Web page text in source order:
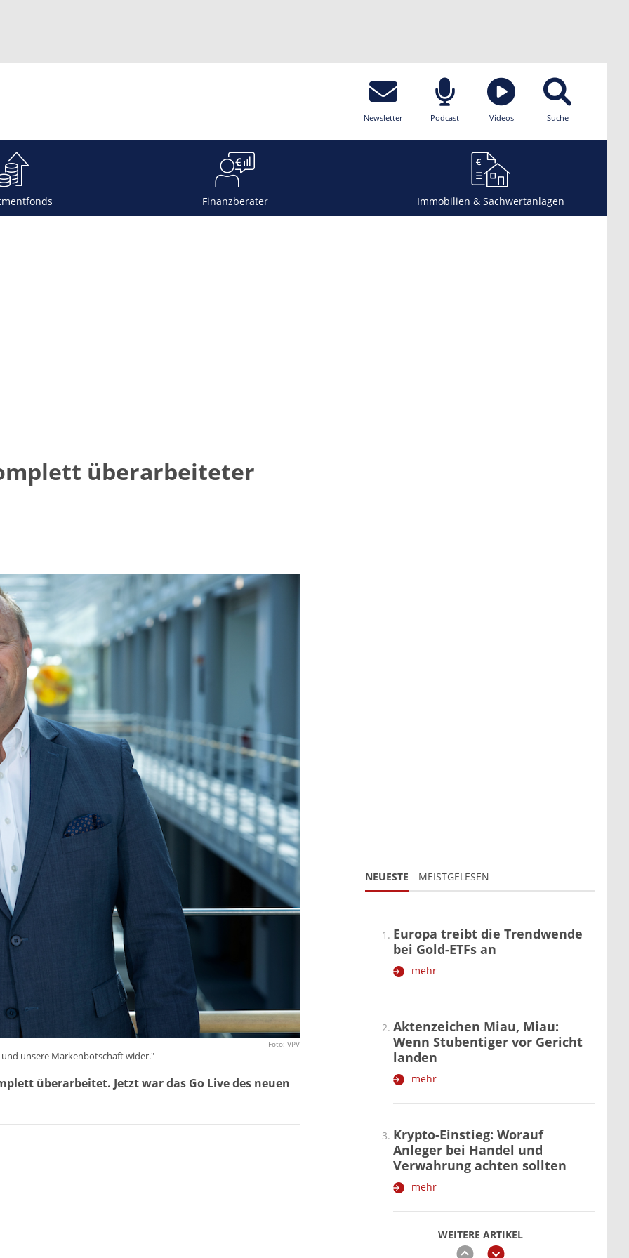
Newsletter Podcast Videos Suche
Finanzberater Immobilien & Sachwertanlagen
überarbeiteter
Foto: VPV
unsere Markenbotschaft wider."
überarbeitet. Jetzt war das Go Live des neuen
NEUESTE MEISTGELESEN
WEITERE ARTIKEL
zurückweiter
Europa treibt die Trendwende
bei Gold-ETFs an
mehr
Aktenzeichen Miau, Miau:
Wenn Stubentiger vor Gericht
landen
mehr
Krypto-Einstieg: Worauf
Anleger bei Handel und
Verwahrung achten sollten
mehr